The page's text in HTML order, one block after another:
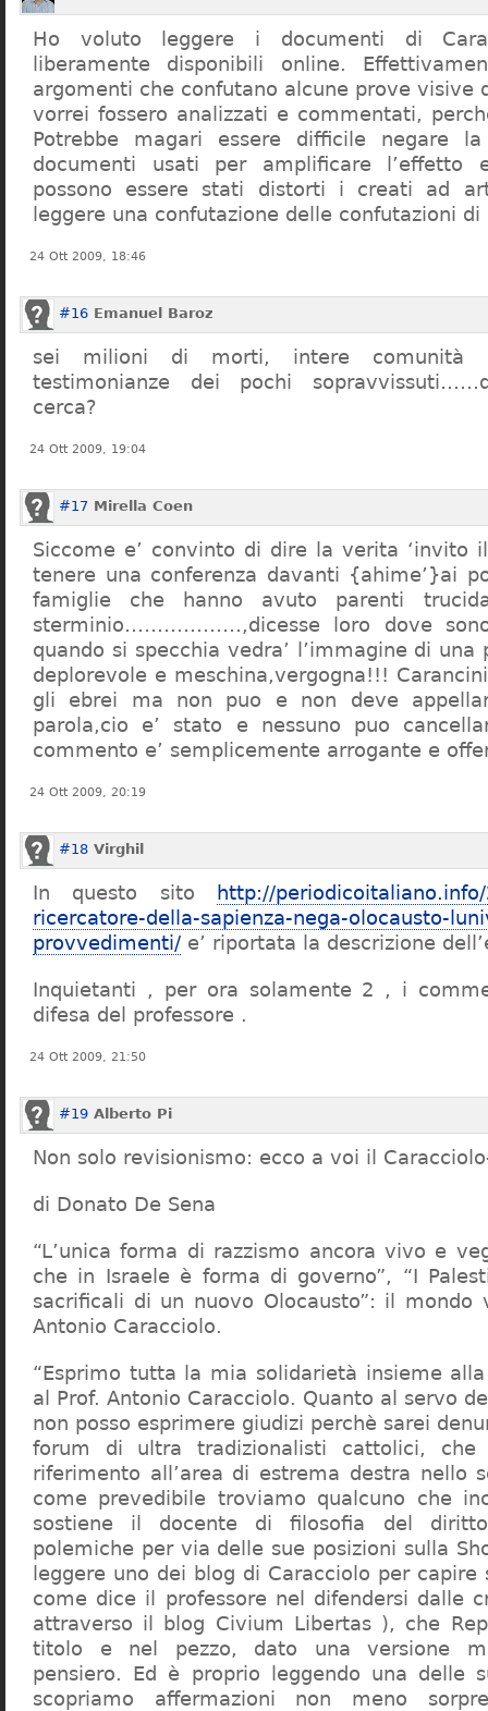
Ho voluto leggere i documenti di
liberamente disponibili online.
argomenti che confutano alcune prove visive
vorrei fossero analizzati e commentati,
Potrebbe magari essere difficile negare
documenti usati per amplificare l’effetto
possono essere stati distorti i creati ad
leggere una confutazione delle confutazioni di
24 Ott 2009, 18:46
#16 Emanuel Baroz
sei milioni di morti, intere comunità
testimonianze dei pochi
cerca?
24 Ott 2009, 19:04
#17 Mirella Coen
Siccome e’ convinto di dire la verita ‘invito
tenere una conferenza davanti {ahime’}ai
famiglie che hanno avuto parenti
sterminio………………,dicesse loro dove
quando si specchia vedra’ l’immagine di una
deplorevole e meschina,vergogna!!!
gli ebrei ma non puo e non deve
parola,cio e’ stato e nessuno puo
commento e’ semplicemente arrogante e
24 Ott 2009, 20:19
#18 Virghil
In questo sito
http://
ricercatore-della-sapienza-nega-olocausto-
provvedimenti/ e’ riportata la descrizione
Inquietanti , per ora solamente 2 , i
difesa del professore .
24 Ott 2009, 21:50
#19 Alberto Pi
Non solo revisionismo: ecco a voi il
di Donato De Sena
“L’unica forma di razzismo ancora vivo e
che in Israele è forma di governo”, “I
sacrificali di un nuovo Olocausto”: il mondo
Antonio Caracciolo.
“Esprimo tutta la mia solidarietà insieme
al Prof. Antonio Caracciolo. Quanto al servo
non posso esprimere giudizi perchè sarei
forum di ultra tradizionalisti cattolici,
riferimento all’area di estrema destra nello
come prevedibile troviamo qualcuno che
sostiene il docente di filosofia del
polemiche per via delle sue posizioni sulla
leggere uno dei blog di Caracciolo per
come dice il professore nel difendersi dalle
attraverso il blog Civium Libertas ), che
titolo e nel pezzo, dato una versione
pensiero. Ed è proprio leggendo una delle
scopriamo affermazioni non meno